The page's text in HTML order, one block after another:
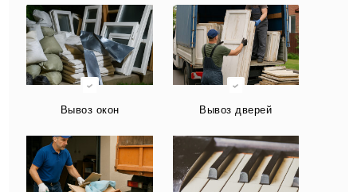
Вывоз окон Вывоз дверей